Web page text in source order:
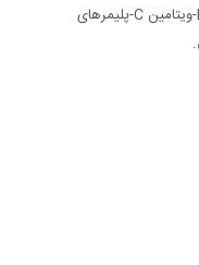
مواد تشکیل ئهنده موثر: روغن خرما-ویتامین E-ویتامین C-پلیمرهای